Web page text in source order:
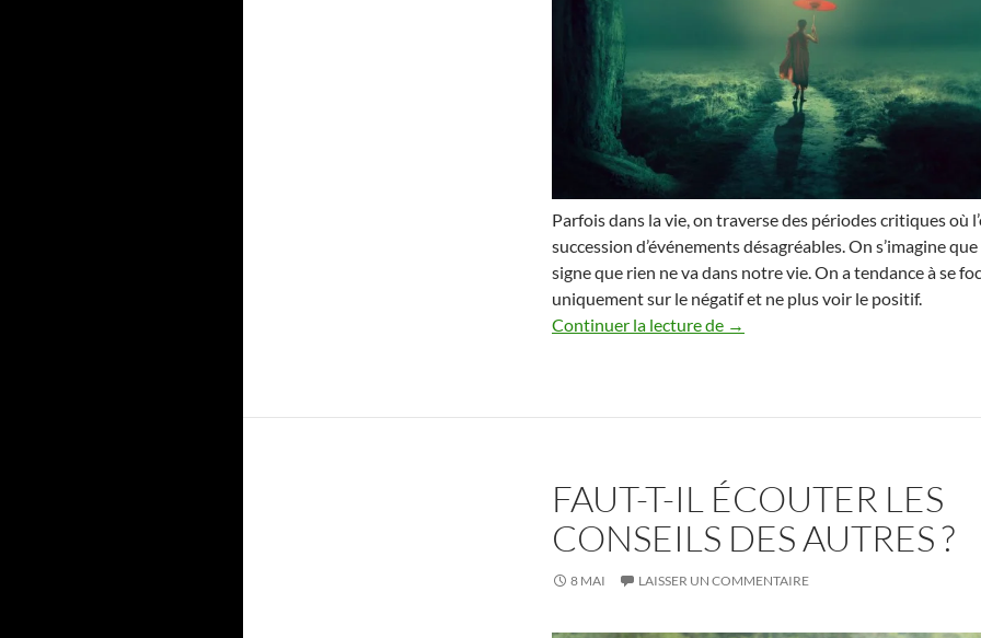
Parfois dans la vie, on traverse des périodes critiques où
succession d’événements désagréables. On s’imagine que
signe que rien ne va dans notre vie. On a tendance à se
uniquement sur le négatif et ne plus voir le positif.
Continuer la lecture de Les signes du changement
→
FAUT-T-IL ÉCOUTER LES
CONSEILS DES AUTRES ?
8 MAI LAISSER UN COMMENTAIRE